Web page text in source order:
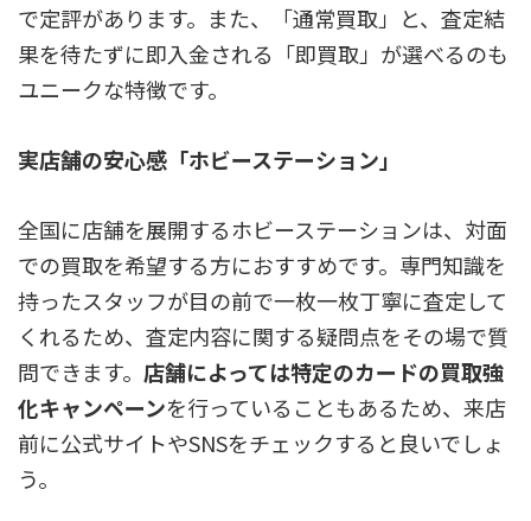
で定評があります。 また、「通常買取」と、査定結
果を待たずに即入金される「即買取」が選べるのも
ユニークな特徴です。
実店舗の安心感「ホビーステーション」
全国に店舗を展開するホビーステーションは、対面
での買取を希望する方におすすめです。専門知識を
持ったスタッフが目の前で一枚一枚丁寧に査定して
くれるため、査定内容に関する疑問点をその場で質
問できます。 店舗によっては特定のカードの買取強
化キャンペーンを行っていることもあるため、来店
前に公式サイトやSNSをチェックすると良いでしょ
う。